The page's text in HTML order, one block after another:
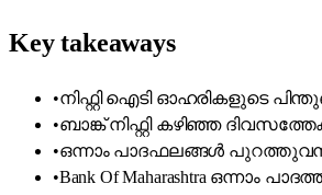
Key takeaways
•നിഫ്റ്റി ഐടി ഓഹരികളുടെ
•ബാങ്ക് നിഫ്റ്റി കഴിഞ്ഞ
•ഒന്നാം പാദഫലങ്ങൾ
•Bank Of Maharashtra ഒന്നാം